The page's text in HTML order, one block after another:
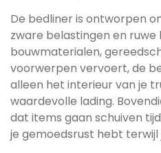
De bedliner is ontworpen
zware belastingen en ruwe
bouwmaterialen,
voorwerpen vervoert, de
alleen het interieur van je
waardevolle lading.
dat items gaan schuiven
je gemoedsrust hebt